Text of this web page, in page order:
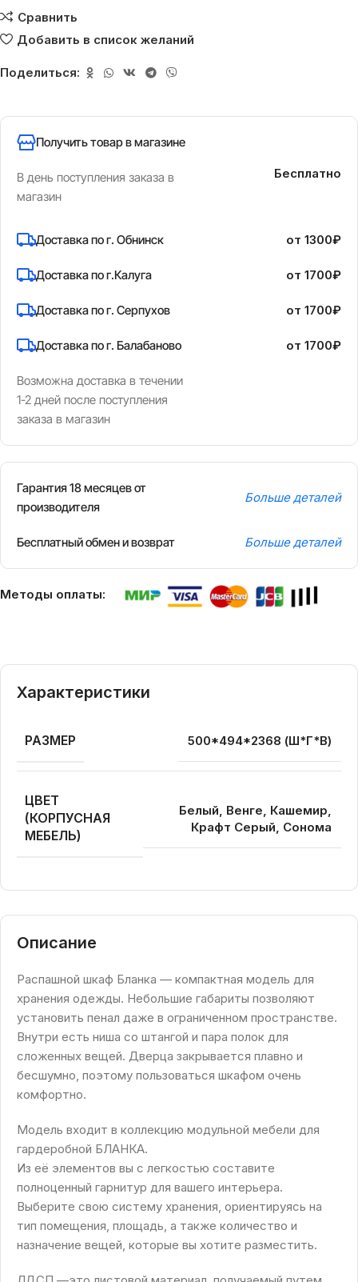
Сравнить
Добавить в список желаний
Поделиться:
Получить товар в магазине
В день поступления заказа в
магазин
Бесплатно
Доставка по г. Обнинск
Доставка по г.Калуга
Доставка по г. Серпухов
Доставка по г. Балабаново
Возможна доставка в течении
1-2 дней после поступления
заказа в магазин
от 1300₽
от 1700₽
от 1700₽
от 1700₽
Гарантия 18 месяцев от
производителя
Больше деталей
Бесплатный обмен и возврат Больше деталей
Методы оплаты:
Описание
Распашной шкаф Бланка — компактная модель для
хранения одежды. Небольшие габариты позволяют
установить пенал даже в ограниченном пространстве.
Внутри есть ниша со штангой и пара полок для
сложенных вещей. Дверца закрывается плавно и
бесшумно, поэтому пользоваться шкафом очень
комфортно.
Модель входит в коллекцию модульной мебели для
гардеробной БЛАНКА.
Из её элементов вы с легкостью составите
полноценный гарнитур для вашего интерьера.
Выберите свою систему хранения, ориентируясь на
тип помещения, площадь, а также количество и
назначение вещей, которые вы хотите разместить.
Характеристики
РАЗМЕР 500*494*2368 (Ш*Г*В)
ЦВЕТ
(КОРПУСНАЯ
МЕБЕЛЬ)
Белый, Венге, Кашемир,
Крафт Серый, Сонома